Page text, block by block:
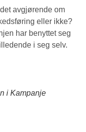
avgjørende om
eller ikke?
har benyttet seg
i seg selv.
i Kampanje